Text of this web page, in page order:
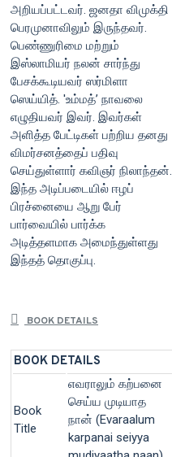
அறியப்பட்டவர். ஜனதா விமுக்தி
பெரமுனாவிலும் இருந்தவர்.
பெண்ணுரிமை மற்றும்
இஸ்லாமியர் நலன் சார்ந்து
பேசக்கூடியவர் ஸர்மிளா
ஸெய்யித். 'உம்மத்’ நாவலை
எழுதியவர் இவர். இவர்கள்
அளித்த பேட்டிகள் பற்றிய தனது
விமர்சனத்தைப் பதிவு
செய்துள்ளார் கவிஞர் நிலாந்தன்.
இந்த அடிப்படையில் ஈழப்
பிரச்னையை ஆறு பேர்
பார்வையில் பார்க்க
அடித்தளமாக அமைந்துள்ளது
இந்தத் தொகுப்பு.
BOOK DETAILS
BOOK DETAILS
Book
Title
எவராலும் கற்பனை
செய்ய முடியாத
நான் (Evaraalum
karpanai seiyya